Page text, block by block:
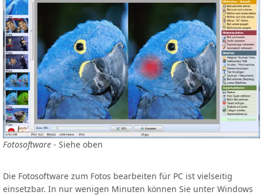
Fotosoftware - Siehe oben
Die Fotosoftware zum Fotos bearbeiten für PC ist vielseitig
einsetzbar. In nur wenigen Minuten können Sie unter Windows